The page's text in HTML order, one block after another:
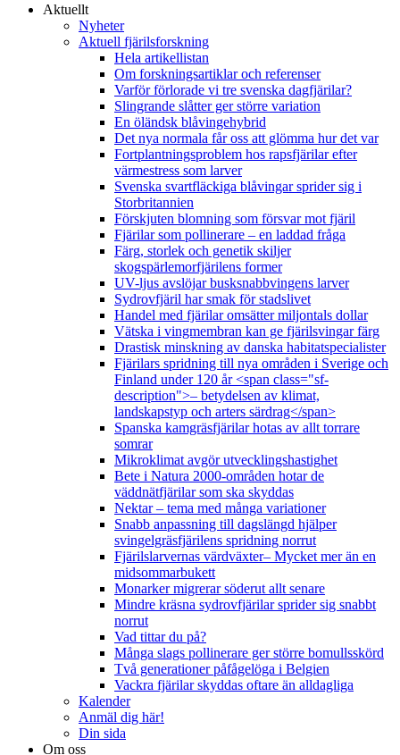
Aktuellt
Nyheter
Aktuell fjärilsforskning
Hela artikellistan
Om forskningsartiklar och referenser
Varför förlorade vi tre svenska dagfjärilar?
Slingrande slåtter ger större variation
En öländsk blåvingehybrid
Det nya normala får oss att glömma hur det var
Fortplantningsproblem hos rapsfjärilar efter
värmestress som larver
Svenska svartfläckiga blåvingar sprider sig i
Storbritannien
Förskjuten blomning som försvar mot fjäril
Fjärilar som pollinerare – en laddad fråga
Färg, storlek och genetik skiljer
skogspärlemorfjärilens former
UV-ljus avslöjar busksnabbvingens larver
Sydrovfjäril har smak för stadslivet
Handel med fjärilar omsätter miljontals dollar
Vätska i vingmembran kan ge fjärilsvingar färg
Drastisk minskning av danska habitatspecialister
Fjärilars spridning till nya områden i Sverige och
Finland under 120 år <span class="sf-
description">– betydelsen av klimat,
landskapstyp och arters särdrag</span>
Spanska kamgräsfjärilar hotas av allt torrare
somrar
Mikroklimat avgör utvecklingshastighet
Bete i Natura 2000-områden hotar de
väddnätfjärilar som ska skyddas
Nektar – tema med många variationer
Snabb anpassning till dagslängd hjälper
svingelgräsfjärilens spridning norrut
Fjärilslarvernas värdväxter– Mycket mer än en
midsommarbukett
Monarker migrerar söderut allt senare
Mindre kräsna sydrovfjärilar sprider sig snabbt
norrut
Vad tittar du på?
Många slags pollinerare ger större bomullsskörd
Två generationer påfågelöga i Belgien
Vackra fjärilar skyddas oftare än alldagliga
Kalender
Anmäl dig här!
Din sida
Om oss